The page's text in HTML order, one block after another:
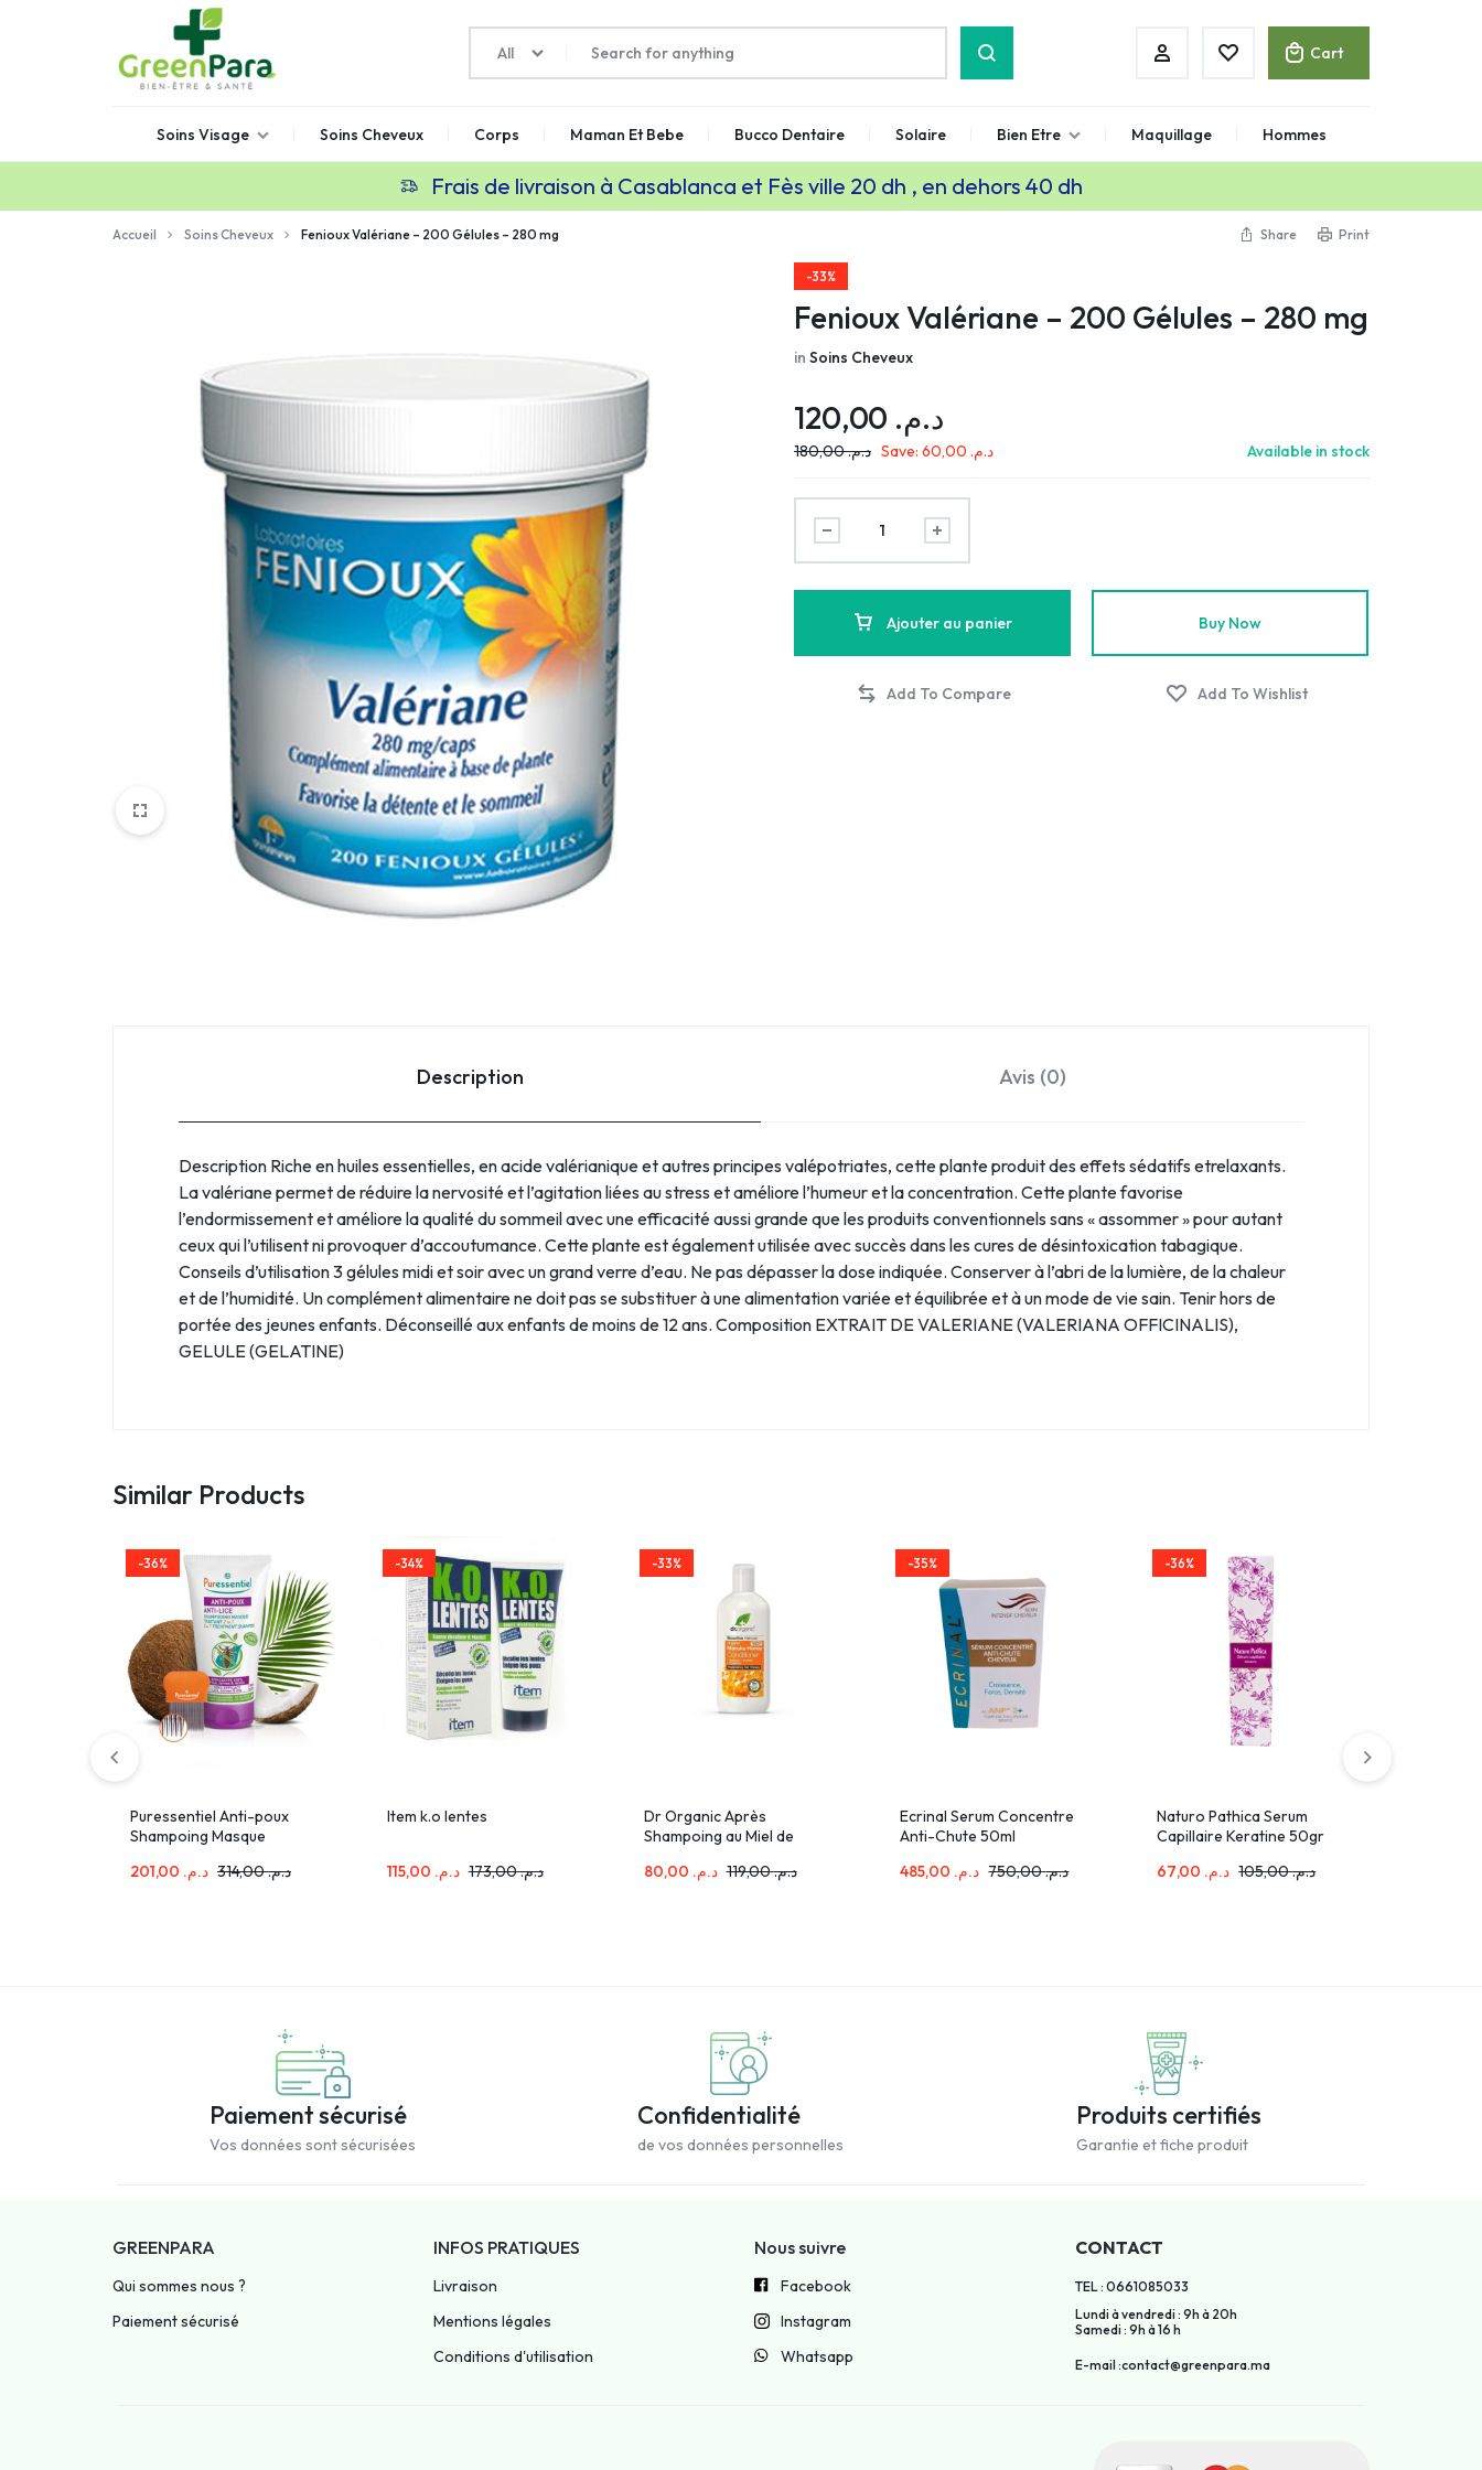
GREENPARA
Parapharmacie
Maroc
All Cart
Soins Visage Soins Cheveux Corps Maman Et Bebe Bucco Dentaire Solaire Bien Etre Maquillage Hommes
Frais de livraison à Casablanca et Fès ville 20 dh , en dehors 40 dh
Accueil Soins Cheveux Fenioux Valériane – 200 Gélules – 280 mg Share Print
-33%
Fenioux Valériane – 200 Gélules – 280 mg
inSoins Cheveux
د.م.
د.م.180,00 Save: د.م.60,00 Available in stock
Ajouter au panier Buy Now
Description Avis (0)
Description Riche en huiles essentielles, en acide valérianique et autres principes valépotriates, cette plante produit des effets sédatifs etrelaxants.
La valériane permet de réduire la nervosité et l’agitation liées au stress et améliore l’humeur et la concentration. Cette plante favorise
l’endormissement et améliore la qualité du sommeil avec une efficacité aussi grande que les produits conventionnels sans « assommer » pour autant
ceux qui l’utilisent ni provoquer d’accoutumance. Cette plante est également utilisée avec succès dans les cures de désintoxication tabagique.
Conseils d’utilisation 3 gélules midi et soir avec un grand verre d’eau. Ne pas dépasser la dose indiquée. Conserver à l’abri de la lumière, de la chaleur
et de l’humidité. Un complément alimentaire ne doit pas se substituer à une alimentation variée et équilibrée et à un mode de vie sain. Tenir hors de
portée des jeunes enfants. Déconseillé aux enfants de moins de 12 ans. Composition EXTRAIT DE VALERIANE (VALERIANA OFFICINALIS),
GELULE (GELATINE)
Similar Products
-36%
Puressentiel Anti-poux
Shampoing Masque
د.م. د.م.314,00
-34%
Item k.o lentes
د.م. د.م.173,00
-33%
Dr Organic Après
Shampoing au Miel de
د.م. د.م.119,00
-35%
Ecrinal Serum Concentre
Anti-Chute 50ml
د.م.
د.م.750,00
-36%
Naturo Pathica Serum
Capillaire Keratine 50gr
د.م.
د.م.105,00
Paiement sécurisé
Vos données sont sécurisées
Confidentialité
de vos données personnelles
Produits certifiés
Garantie et fiche produit
GREENPARA
Qui sommes nous ?
Paiement sécurisé
INFOS PRATIQUES
Livraison
Mentions légales
Conditions d'utilisation
Nous suivre
Facebook
Instagram
Whatsapp
CONTACT
TEL : 0661085033
Lundi à vendredi : 9h à 20h
Samedi : 9h à 16 h
E-mail :contact@greenpara.ma